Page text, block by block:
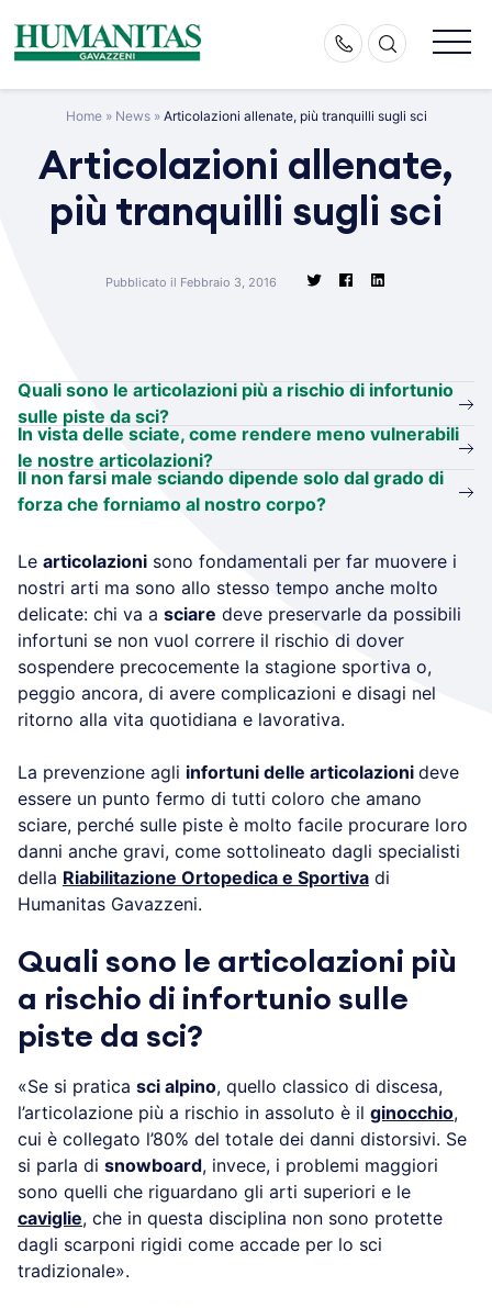
content
Home» News» Articolazioni allenate, più tranquilli sugli sci
Articolazioni allenate,
più tranquilli sugli sci
Pubblicato il Febbraio 3, 2016
Quali sono le articolazioni più a rischio di infortunio
sulle piste da sci?
In vista delle sciate, come rendere meno vulnerabili
le nostre articolazioni?
Il non farsi male sciando dipende solo dal grado di
forza che forniamo al nostro corpo?
Le articolazioni sono fondamentali per far muovere i
nostri arti ma sono allo stesso tempo anche molto
delicate: chi va a sciare deve preservarle da possibili
infortuni se non vuol correre il rischio di dover
sospendere precocemente la stagione sportiva o,
peggio ancora, di avere complicazioni e disagi nel
ritorno alla vita quotidiana e lavorativa.
La prevenzione agli infortuni delle articolazioni deve
essere un punto fermo di tutti coloro che amano
sciare, perché sulle piste è molto facile procurare loro
danni anche gravi, come sottolineato dagli specialisti
della Riabilitazione Ortopedica e Sportiva di
Humanitas Gavazzeni.
Quali sono le articolazioni più
a rischio di infortunio sulle
piste da sci?
«Se si pratica sci alpino, quello classico di discesa,
l’articolazione più a rischio in assoluto è il ginocchio,
cui è collegato l’80% del totale dei danni distorsivi. Se
si parla di snowboard, invece, i problemi maggiori
sono quelli che riguardano gli arti superiori e le
caviglie, che in questa disciplina non sono protette
dagli scarponi rigidi come accade per lo sci
tradizionale».